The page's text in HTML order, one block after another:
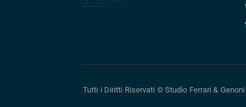
Tutti i Diritti Riservati © Studio Ferrari & Genoni